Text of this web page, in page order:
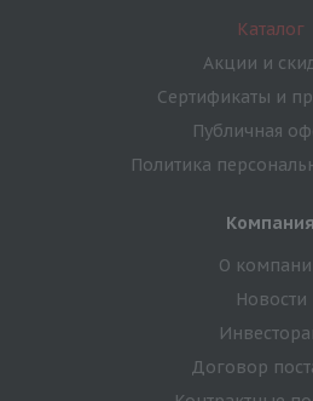
Каталог
Акции и
Сертификаты и
Публичная
Политика
Компания
О
Новости
Договор